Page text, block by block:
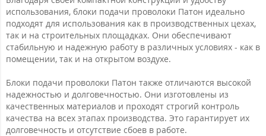
использования, блоки подачи проволоки Патон идеально
подходят для использования как в производственных цехах,
так и на строительных площадках. Они обеспечивают
стабильную и надежную работу в различных условиях - как в
помещении, так и на открытом воздухе.
Блоки подачи проволоки Патон также отличаются высокой
надежностью и долговечностью. Они изготовлены из
качественных материалов и проходят строгий контроль
качества на всех этапах производства. Это гарантирует их
долговечность и отсутствие сбоев в работе.